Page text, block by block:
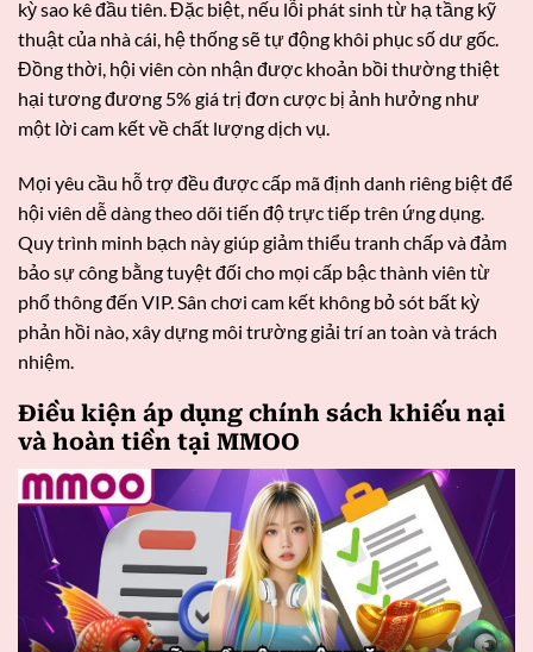
kỳ sao kê đầu tiên. Đặc biệt, nếu lỗi phát sinh từ hạ tầng kỹ
thuật của nhà cái, hệ thống sẽ tự động khôi phục số dư gốc.
Đồng thời, hội viên còn nhận được khoản bồi thường thiệt
hại tương đương 5% giá trị đơn cược bị ảnh hưởng như
một lời cam kết về chất lượng dịch vụ.
Mọi yêu cầu hỗ trợ đều được cấp mã định danh riêng biệt để
hội viên dễ dàng theo dõi tiến độ trực tiếp trên ứng dụng.
Quy trình minh bạch này giúp giảm thiểu tranh chấp và đảm
bảo sự công bằng tuyệt đối cho mọi cấp bậc thành viên từ
phổ thông đến VIP. Sân chơi cam kết không bỏ sót bất kỳ
phản hồi nào, xây dựng môi trường giải trí an toàn và trách
nhiệm.
Điều kiện áp dụng chính sách khiếu nại
và hoàn tiền tại MMOO